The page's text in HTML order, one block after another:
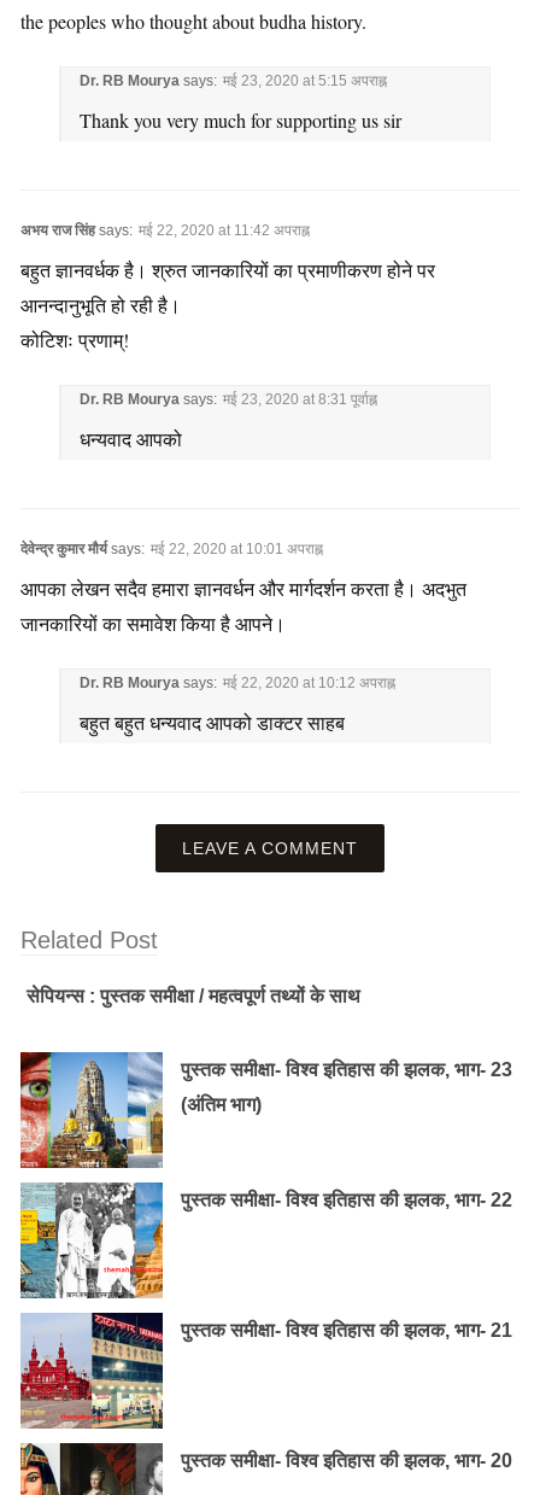
the peoples who thought about budha history.
Dr. RB Mourya says: मई 23, 2020 at 5:15 अपराह्न
Thank you very much for supporting us sir
अभय राज सिंह says: मई 22, 2020 at 11:42 अपराह्न
बहुत ज्ञानवर्धक है। श्रुत जानकारियों का प्रमाणीकरण होने पर
आनन्दानुभूति हो रही है।
कोटिशः प्रणाम्!
Dr. RB Mourya says: मई 23, 2020 at 8:31 पूर्वाह्न
धन्यवाद आपको
देवेन्द्र कुमार मौर्य says: मई 22, 2020 at 10:01 अपराह्न
आपका लेखन सदैव हमारा ज्ञानवर्धन और मार्गदर्शन करता है। अदभुत
जानकारियों का समावेश किया है आपने।
Dr. RB Mourya says: मई 22, 2020 at 10:12 अपराह्न
बहुत बहुत धन्यवाद आपको डाक्टर साहब
LEAVE A COMMENT
Related Post
सेपियन्स : पुस्तक समीक्षा / महत्वपूर्ण तथ्यों के साथ
पुस्तक समीक्षा- विश्व इतिहास की झलक, भाग- 23
(अंतिम भाग)
पुस्तक समीक्षा- विश्व इतिहास की झलक, भाग- 22
पुस्तक समीक्षा- विश्व इतिहास की झलक, भाग- 21
पुस्तक समीक्षा- विश्व इतिहास की झलक, भाग- 20